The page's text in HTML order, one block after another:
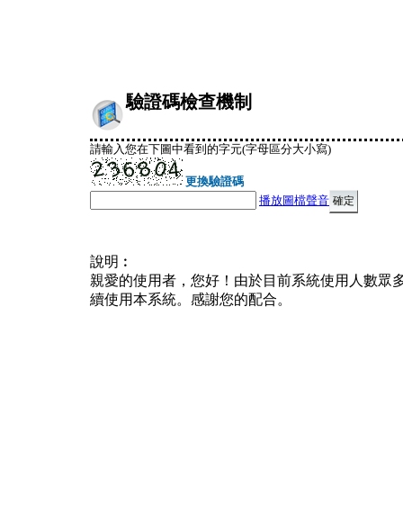
驗證碼檢查機制
請輸入您在下圖中看到的字元(字母區分大小寫)
更換驗證碼
播放圖檔聲音
說明︰
親愛的使用者，您好！由於目前系統使用人數眾
續使用本系統。感謝您的配合。